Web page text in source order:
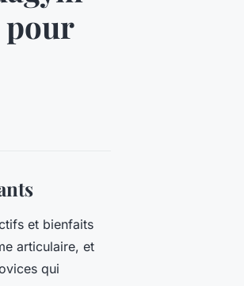
pour
et bienfaits
articulaire, et
qui